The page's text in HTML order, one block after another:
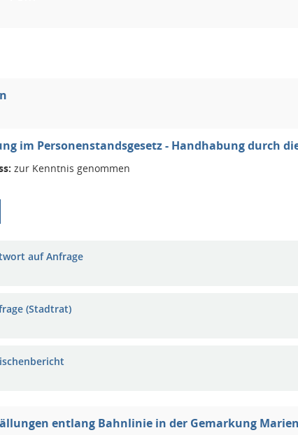
im Personenstandsgesetz - Handhabung durch
zur Kenntnis genommen
auf Anfrage
(Stadtrat)
entlang Bahnlinie in der Gemarkung